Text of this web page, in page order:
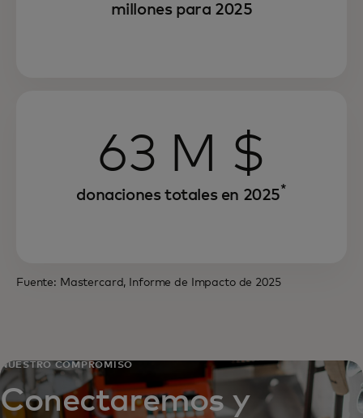
millones para 2025
63 M $
donaciones totales en 2025*
Fuente: Mastercard, Informe de Impacto de 2025
NUESTRO COMPROMISO
Conectaremos y